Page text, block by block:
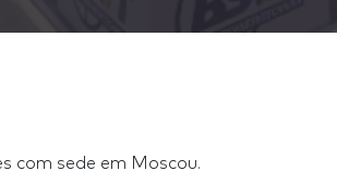
com sede em Moscou.